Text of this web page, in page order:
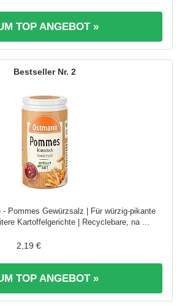
TOP ANGEBOT »
2
- Pommes Gewürzsalz | Für würzig-pikante
Kartoffelgerichte | Recyclebare, na ...
2,19 €
TOP ANGEBOT »